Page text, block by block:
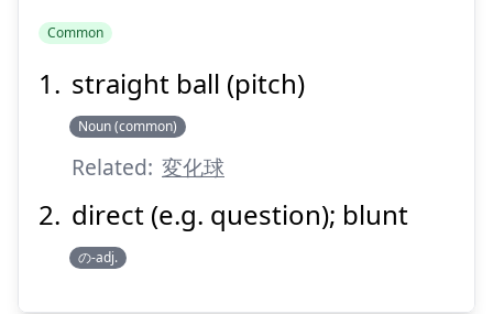
球
ちょっ
きゅう
Common
straight ball (pitch)
Noun (common)
Related: 変化球
direct (e.g. question); blunt
の-adj.